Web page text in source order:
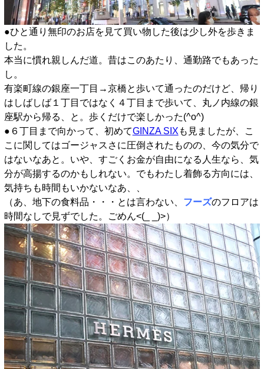
●ひと通り無印のお店を見て買い物した後は少し外を歩きま
した。
本当に慣れ親しんだ道。昔はこのあたり、通勤路でもあった
し。
有楽町線の銀座一丁目→京橋と歩いて通ったのだけど、帰り
はしばしば１丁目ではなく４丁目まで歩いて、丸ノ内線の銀
座駅から帰る、と。歩くだけで楽しかった(^o^)
●６丁目まで向かって、初めてGINZA SIX も見ましたが、こ
こに関してはゴージャスさに圧倒されたものの、今の気分で
はないなあと。いや、すごくお金が自由になる人生なら、気
分が高揚するのかもしれない。でもわたし着飾る方向には、
気持ちも時間もいかないなあ、、
（あ、地下の食料品・・・とは言わない、 フーズのフロアは
時間なしで見ずでした。ごめん<(_ _)>）